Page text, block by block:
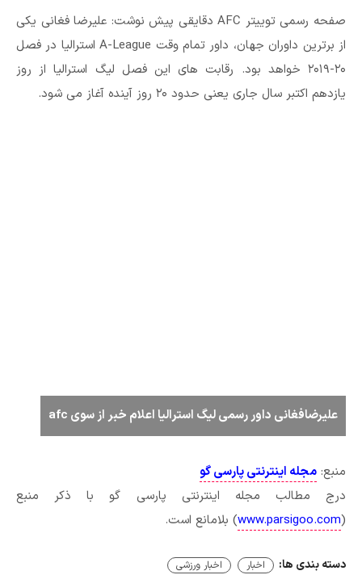
صفحه رسمی توییتر AFC دقایقی پیش نوشت: علیرضا فغانی یکی
از برترین داوران جهان، داور تمام وقت A-League استرالیا در فصل
۲۰-۲۰۱۹ خواهد بود. رقابت های این فصل لیگ استرالیا از روز
یازدهم اکتبر سال جاری یعنی حدود ۲۰ روز آینده آغاز می شود.
علیرضافغانی داور رسمی لیگ استرالیا اعلام خبر از سوی afc
منبع: مجله اینترنتی پارسی گو
درج مطالب مجله اینترنتی پارسی گو با ذکر منبع
(
www.parsigoo.com) بلامانع است.
دسته بندی ها: اخبار اخبار ورزشی